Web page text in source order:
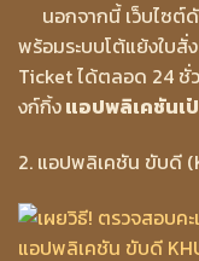
นอกจากนี้ เว็บไซต์ดั
พร้อมระบบโต้แย้งใบสั่
Ticket ได้ตลอด 24 ชั่
งก์กิ้งแอปพลิเคชันเ
2. แอปพลิเคชัน ขับดี